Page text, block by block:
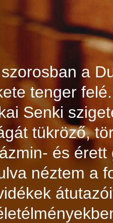
a
tenger
Senki
tükröző,
és
néztem a